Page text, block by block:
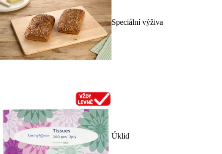
Speciální výživa
Úklid